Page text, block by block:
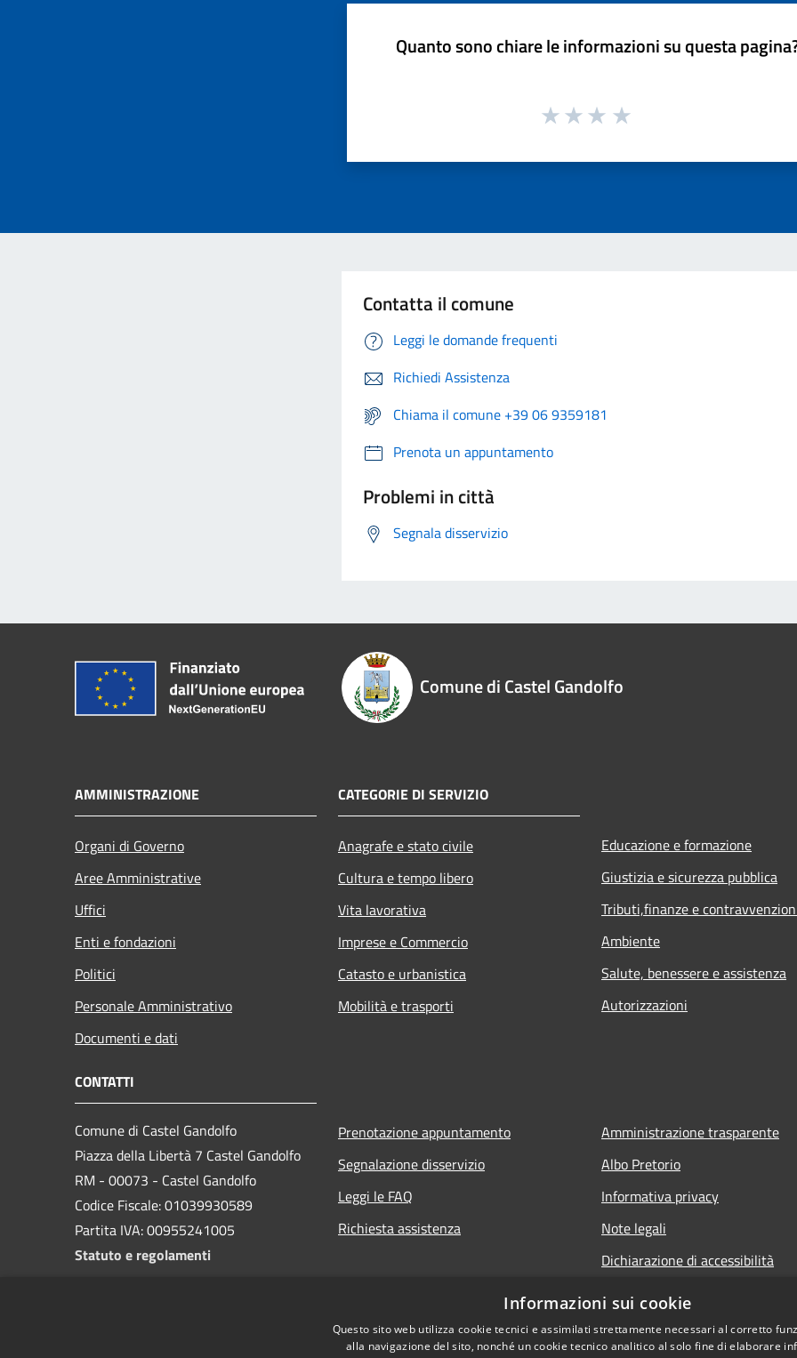
Quanto sono chiare le informazioni su questa
Contatta il comune
Leggi le domande frequenti
Richiedi Assistenza
Chiama il comune +39 06 9359181
Prenota un appuntamento
Problemi in città
Segnala disservizio
Comune di Castel Gandolfo
AMMINISTRAZIONE
Organi di Governo
Aree Amministrative
Uffici
Enti e fondazioni
Politici
Personale Amministrativo
Documenti e dati
CATEGORIE DI SERVIZIO
Anagrafe e stato civile
Cultura e tempo libero
Vita lavorativa
Imprese e Commercio
Catasto e urbanistica
Mobilità e trasporti
Educazione e formazione
Giustizia e sicurezza pubblica
Tributi,finanze e
Ambiente
Salute, benessere e assistenza
Autorizzazioni
CONTATTI
Comune di Castel Gandolfo
Piazza della Libertà 7 Castel Gandolfo
RM - 00073 - Castel Gandolfo
Codice Fiscale: 01039930589
Partita IVA: 00955241005
Statuto e regolamenti
Prenotazione appuntamento
Segnalazione disservizio
Leggi le FAQ
Richiesta assistenza
Amministrazione trasparente
Albo Pretorio
Informativa privacy
Note legali
Dichiarazione di accessibilità
Informazioni sui cookie
Questo sito web utilizza cookie tecnici e assimilati strettamente necessari al corretto
alla navigazione del sito, nonché un cookie tecnico analitico al solo fine di elaborare